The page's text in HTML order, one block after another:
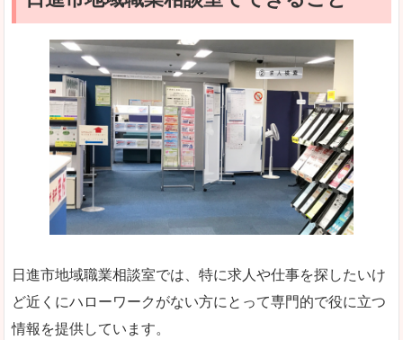
日進市地域職業相談室では、特に求人や仕事を探したいけ
ど近くにハローワークがない方にとって専門的で役に立つ
情報を提供しています。